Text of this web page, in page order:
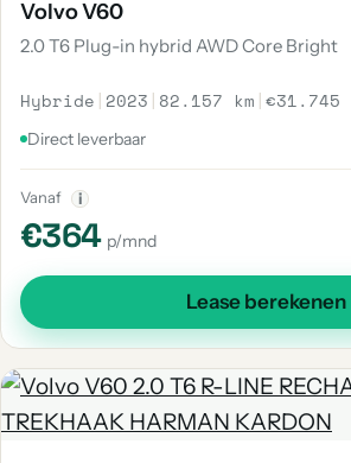
Volvo V60
2.0 T6 Plug-in hybrid AWD Core Bright
Hybride | 2023 | 82.157 km |€31.745
Direct leverbaar
Vanaf i
€364 p/mnd
Lease berekenen